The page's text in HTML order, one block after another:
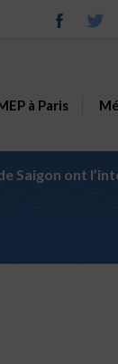
à Paris
Saigon ont